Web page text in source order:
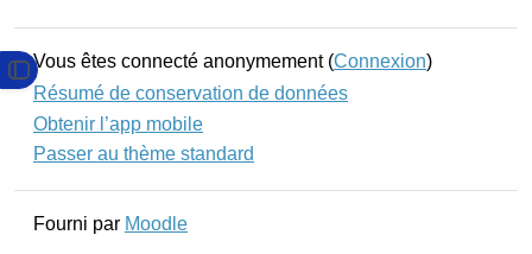
Ouvrir l’index du cours
Vous êtes connecté anonymement (Connexion)
Résumé de conservation de données
Obtenir l’app mobile
Passer au thème standard
Fourni par Moodle